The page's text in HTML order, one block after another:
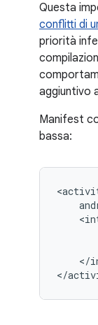
Questa
conflitti di
priorità
aggiuntivo
Manifest
bassa:
</
</